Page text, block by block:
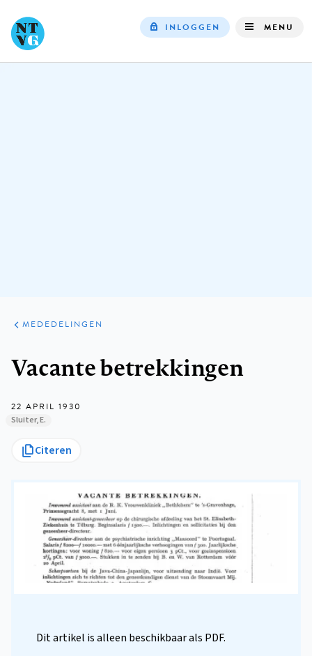
INLOGGEN MENU
ARTIKELEN
VARIA
MEDEDELINGEN
Vacante betrekkingen
22 APRIL 1930
Sluiter, E.
Citeren
Dit artikel is alleen beschikbaar als PDF.